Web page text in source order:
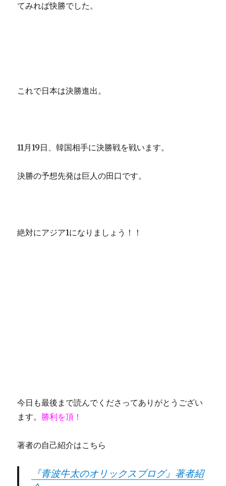
てみれば快勝でした。
これで日本は決勝進出。
11月19日、韓国相手に決勝戦を戦います。
決勝の予想先発は巨人の田口です。
絶対にアジア1になりましょう！！
今日も最後まで読んでくださってありがとうござい
ます。 勝利を頂！
著者の自己紹介はこちら
『青波牛太のオリックスブログ』著者紹